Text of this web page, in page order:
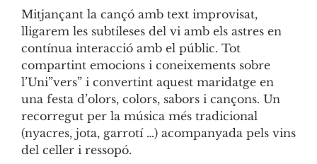
Mitjançant la cançó amb text improvisat,
lligarem les subtileses del vi amb els astres en
contínua interacció amb el públic. Tot
compartint emocions i coneixements sobre
l’Uni”vers” i convertint aquest maridatge en
una festa d’olors, colors, sabors i cançons. Un
recorregut per la música més tradicional
(nyacres, jota, garrotí …) acompanyada pels vins
del celler i ressopó.